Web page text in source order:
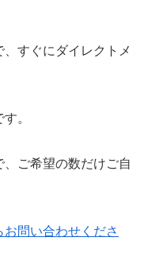
すぐにダイレクトメ
。
ご希望の数だけご自
問い合わせくださ